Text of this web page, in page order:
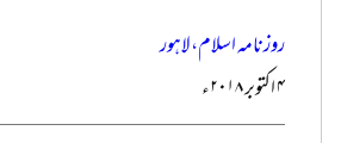
روزنامہ اسلام، لاہور
۴ اکتوبر ۲۰۱۸ء